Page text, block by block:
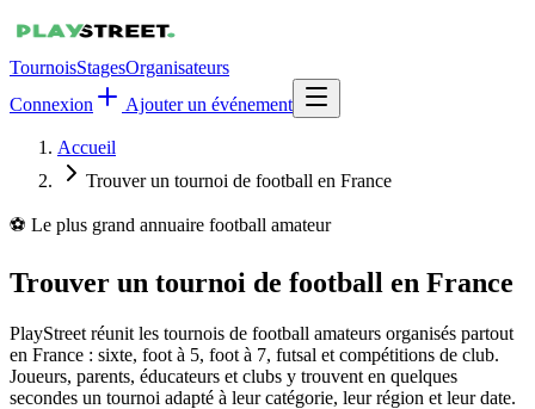
TournoisStagesOrganisateurs
Connexion
Ajouter un événement
Accueil
Trouver un tournoi de football en France
⚽ Le plus grand annuaire football amateur
Trouver un tournoi de football en France
PlayStreet réunit les tournois de football amateurs organisés partout
en France : sixte, foot à 5, foot à 7, futsal et compétitions de club.
Joueurs, parents, éducateurs et clubs y trouvent en quelques
secondes un tournoi adapté à leur catégorie, leur région et leur date.